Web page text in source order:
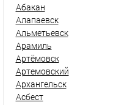
Абакан
Алапаевск
Альметьевск
Арамиль
Артёмовск
Артемовский
Архангельск
Асбест